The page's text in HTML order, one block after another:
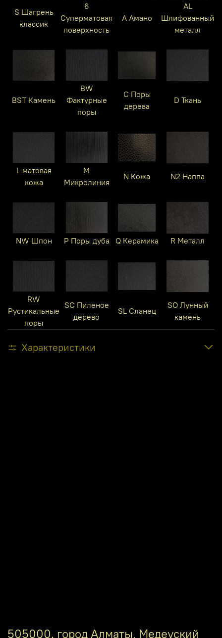
S Шагрень
классик
6
Суперматовая
поверхность
A Амано
AL
Шлифованный
металл
BST Камень
BW
Фактурные
поры
C Поры
дерева
D Ткань
L матовая
кожа
M
Микролиния
N Кожа N2 Наппа
NW Шпон P Поры дуба Q Керамика R Металл
RW
Рустикальные
поры
SC Пиленое
дерево
SL Сланец
SO Лунный
камень
Характеристики
505000. город Алматы, Медеуский